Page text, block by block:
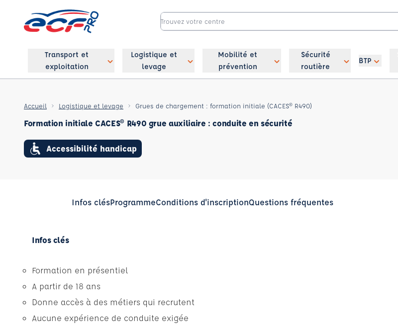
Transport et
exploitation
Logistique et
levage
Mobilité et
prévention
Sécurité
routière
BTP
Accueil Logistique et levage Grues de chargement : formation initiale (CACES® R490)
Formation initiale CACES® R490 grue auxiliaire : conduite en sécurité
Accessibilité handicap
Infos clésProgrammeConditions d'inscriptionQuestions fréquentes
Infos clés
Formation en présentiel
A partir de 18 ans
Donne accès à des métiers qui recrutent
Aucune expérience de conduite exigée